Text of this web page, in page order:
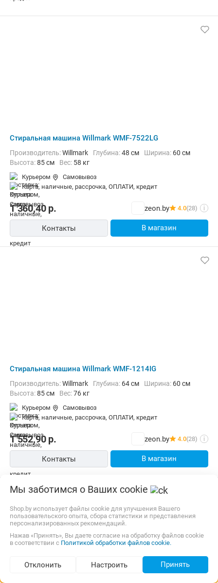
Подбор по параметрам (61)
Стиральная машина Willmark WMF-7522LG
Производитель:Willmark Глубина:48 см Ширина: 60 см
Высота:85 см Вес: 58 кг
Курьером
Самовывоз
карта, наличные, рассрочка, ОПЛАТИ, кредит
1 360,40р. zeon.by 4.0(28) i
Контакты В магазин
Стиральная машина Willmark WMF-1214IG
Производитель:Willmark Глубина: 64 см Ширина: 60 см
Высота:85 см Вес:76 кг
Курьером
Самовывоз
карта, наличные, рассрочка, ОПЛАТИ, кредит
1 552,90р. zeon.by 4.0(28) i
Контакты В магазин
Мы заботимся о Ваших cookie
Shop.by использует файлы cookie для улучшения Вашего
пользовательского опыта, сбора статистики и представления
персонализированных рекомендаций.
Нажав «Принять», Вы даете согласие на обработку файлов cookie
в соответствии с Политикой обработки файлов cookie.
Отклонить Настроить Принять